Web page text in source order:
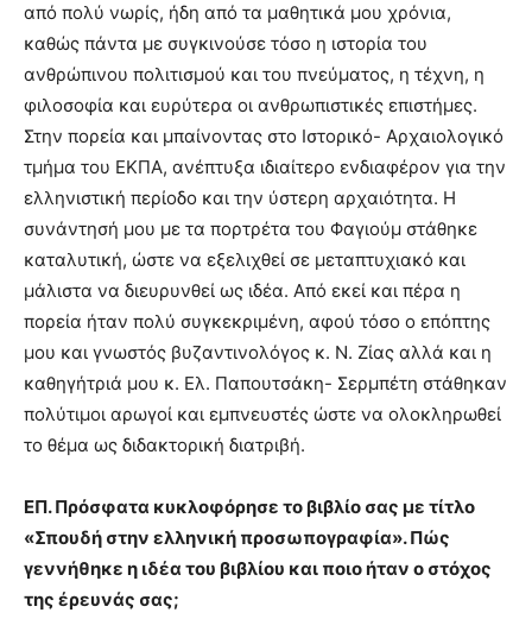
από πολύ νωρίς, ήδη από τα μαθητικά μου χρόνια,
καθώς πάντα με συγκινούσε τόσο η ιστορία του
ανθρώπινου πολιτισμού και του πνεύματος, η τέχνη, η
φιλοσοφία και ευρύτερα οι ανθρωπιστικές επιστήμες.
Στην πορεία και μπαίνοντας στο Ιστορικό- Αρχαιολογικό
τμήμα του ΕΚΠΑ, ανέπτυξα ιδιαίτερο ενδιαφέρον για την
ελληνιστική περίοδο και την ύστερη αρχαιότητα. Η
συνάντησή μου με τα πορτρέτα του Φαγιούμ στάθηκε
καταλυτική, ώστε να εξελιχθεί σε μεταπτυχιακό και
μάλιστα να διευρυνθεί ως ιδέα. Από εκεί και πέρα η
πορεία ήταν πολύ συγκεκριμένη, αφού τόσο ο επόπτης
μου και γνωστός βυζαντινολόγος κ. Ν. Ζίας αλλά και η
καθηγήτριά μου κ. Ελ. Παπουτσάκη- Σερμπέτη στάθηκαν
πολύτιμοι αρωγοί και εμπνευστές ώστε να ολοκληρωθεί
το θέμα ως διδακτορική διατριβή.
ΕΠ. Πρόσφατα κυκλοφόρησε το βιβλίο σας με τίτλο
«Σπουδή στην ελληνική προσωπογραφία». Πώς
γεννήθηκε η ιδέα του βιβλίου και ποιο ήταν ο στόχος
της έρευνάς σας;